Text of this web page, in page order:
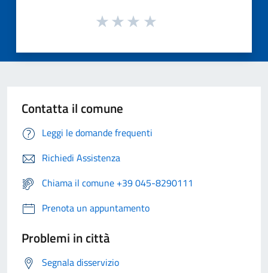
Contatta il comune
Leggi le domande frequenti
Richiedi Assistenza
Chiama il comune +39 045-8290111
Prenota un appuntamento
Problemi in città
Segnala disservizio